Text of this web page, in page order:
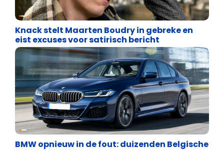
Uncategorized
Knack stelt Maarten Boudry in gebreke en
eist excuses voor satirisch bericht
Uncategorized
BMW opnieuw in de fout: duizenden Belgische